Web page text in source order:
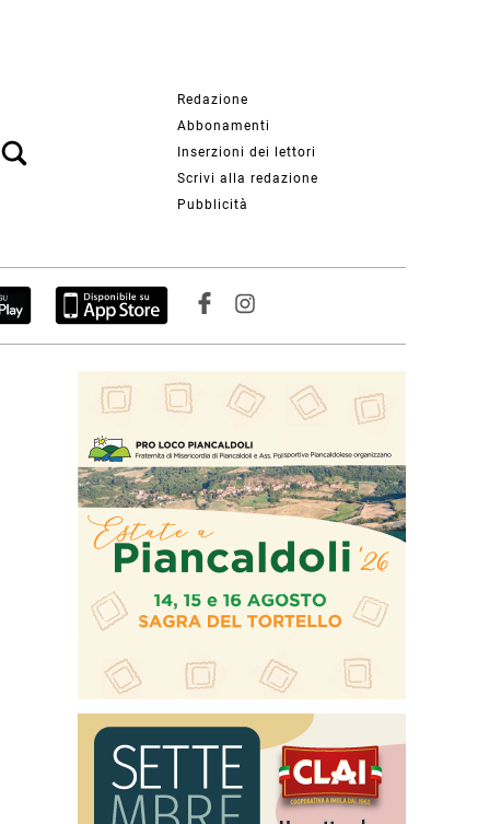
Redazione
Abbonamenti
Inserzioni dei lettori
Scrivi alla redazione
Pubblicità